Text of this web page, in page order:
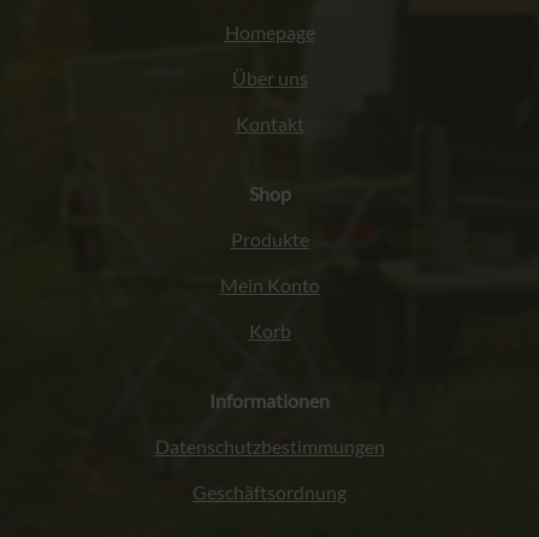
Homepage
Über uns
Kontakt
Shop
Produkte
Mein Konto
Korb
Informationen
Datenschutzbestimmungen
Geschäftsordnung